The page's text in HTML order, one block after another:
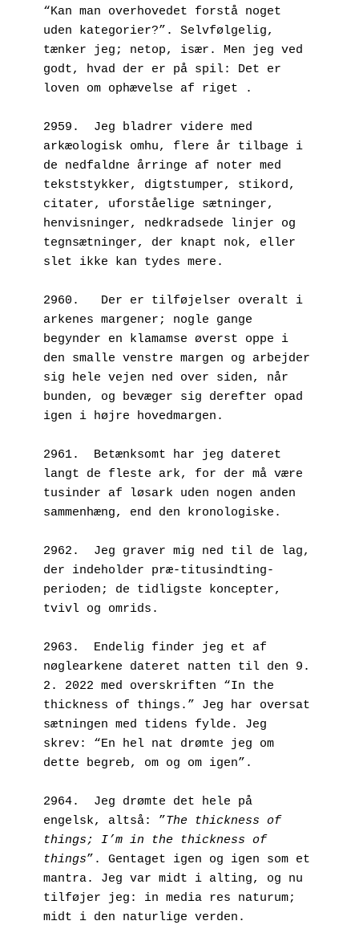
“Kan man overhovedet forstå noget
uden kategorier?”. Selvfølgelig,
tænker jeg; netop, især. Men jeg ved
godt, hvad der er på spil: Det er
loven om ophævelse af riget .
2959.  Jeg bladrer videre med
arkæologisk omhu, flere år tilbage i
de nedfaldne årringe af noter med
tekststykker, digtstumper, stikord,
citater, uforståelige sætninger,
henvisninger, nedkradsede linjer og
tegnsætninger, der knapt nok, eller
slet ikke kan tydes mere.
2960.	Der er tilføjelser overalt i
arkenes margener; nogle gange
begynder en klamamse øverst oppe i
den smalle venstre margen og arbejder
sig hele vejen ned over siden, når
bunden, og bevæger sig derefter opad
igen i højre hovedmargen.
2961.  Betænksomt har jeg dateret
langt de fleste ark, for der må være
tusinder af løsark uden nogen anden
sammenhæng, end den kronologiske.
2962.  Jeg graver mig ned til de lag,
der indeholder præ-titusindting-
perioden; de tidligste koncepter,
tvivl og omrids.
2963.  Endelig finder jeg et af
nøglearkene dateret natten til den 9.
2. 2022 med overskriften “In the
thickness of things.” Jeg har oversat
sætningen med tidens fylde. Jeg
skrev: “En hel nat drømte jeg om
dette begreb, om og om igen”.
2964.  Jeg drømte det hele på
engelsk, altså: ”The thickness of
things; I’m in the thickness of
things”. Gentaget igen og igen som et
mantra. Jeg var midt i alting, og nu
tilføjer jeg: in media res naturum;
midt i den naturlige verden.